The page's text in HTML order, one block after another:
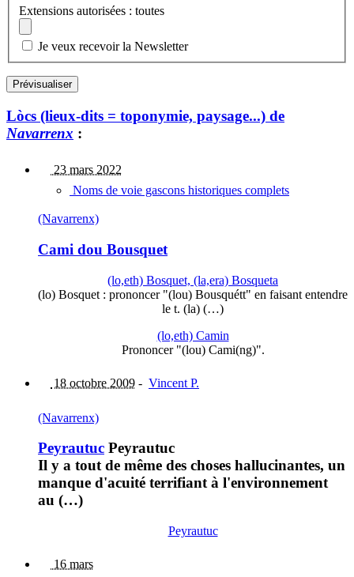
Extensions autorisées : toutes
Je veux recevoir la Newsletter
Lòcs (lieux-dits = toponymie, paysage...) de
Navarrenx :
23 mars 2022
Noms de voie gascons historiques complets
(Navarrenx)
Cami dou Bousquet
(lo,eth) Bosquet, (la,era) Bosqueta
(lo) Bosquet : prononcer "(lou) Bousquétt" en faisant entendre
le t. (la) (…)
(lo,eth) Camin
Prononcer "(lou) Cami(ng)".
18 octobre 2009 - Vincent P.
(Navarrenx)
Peyrautuc Peyrautuc
Il y a tout de même des choses hallucinantes, un
manque d'acuité terrifiant à l'environnement
au (…)
Peyrautuc
16 mars